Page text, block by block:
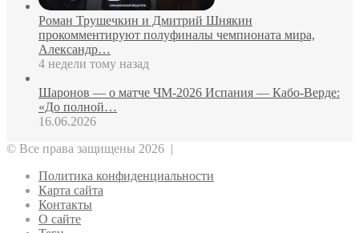
Роман Трушечкин и Дмитрий Шнякин
прокомментируют полуфиналы чемпионата мира,
Александр…
4 недели тому назад
Шаронов — о матче ЧМ‑2026 Испания — Кабо‑Верде:
«До полной…
16.06.2026
© Все права защищены 2026 |
Политика конфиденциальности
Карта сайта
Контакты
О сайте